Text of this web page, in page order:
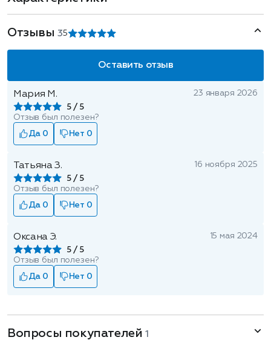
Отзывы35
Оставить отзыв
Мария М.
5
23 января 2026
Отзыв был полезен?
Да 0
Нет 0
Татьяна З.
5
16 ноября 2025
Отзыв был полезен?
Да 0
Нет 0
Оксана Э.
5
15 мая 2024
Отзыв был полезен?
Да 0
Нет 0
Вопросы покупателей 1